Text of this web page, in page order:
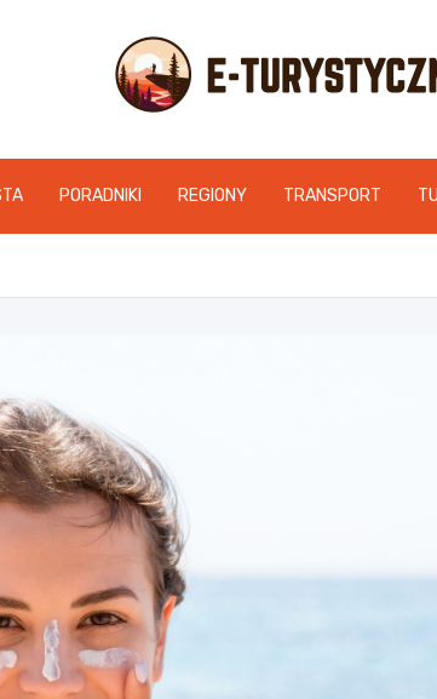
e-turystyczny.pl
PORADNIKI REGIONY TRANSPORT